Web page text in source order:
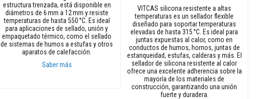
estructura trenzada, está disponible en
diámetros de 6 mm a 12 mm y resiste
temperaturas de hasta 550 °C. Es ideal
para aplicaciones de sellado, unión y
empaquetado térmico, como el sellado
de sistemas de humos a estufas y otros
aparatos de calefacción.
Saber más
VITCAS silicona resistente a altas
temperaturas es un sellador flexible
diseñado para soportar temperaturas
elevadas de hasta 315 °C. Es ideal para
juntas expuestas al calor, como en
conductos de humos, hornos, juntas de
estanqueidad, estufas, calderas y más. El
sellador de silicona resistente al calor
ofrece una excelente adherencia sobre la
mayoría de los materiales de
construcción, garantizando una unión
fuerte y duradera.